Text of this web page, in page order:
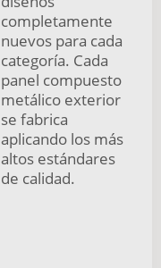
completamente
nuevos para cada
categoría. Cada
panel compuesto
metálico exterior
se fabrica
aplicando los más
altos estándares
de calidad.